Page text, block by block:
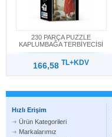
230 PARÇA PUZZLE
KAPLUMBAĞA TERBİYECİSİ
166,58 TL+KDV
Hızlı Erişim
Ürün Kategorileri
Markalarımız